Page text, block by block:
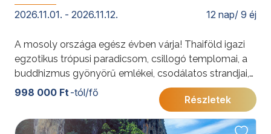
2026.11.01. - 2026.11.12. 12 nap/ 9 éj
A mosoly országa egész évben várja! Thaiföld igazi
egzotikus trópusi paradicsom, csillogó templomai, a
buddhizmus gyönyörű emlékei, csodálatos strandjai,
növényzete, nyugalmat sugárzó hangulata és
vendégszeretete miatt olyan hely, ahová mindig
visszavágyik az ember.
További érdekességekért Thaiföldről kattintson ide.
998 000 Ft -tól/fő
Részletek